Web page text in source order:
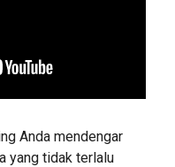
Anda mendengar
yang tidak terlalu